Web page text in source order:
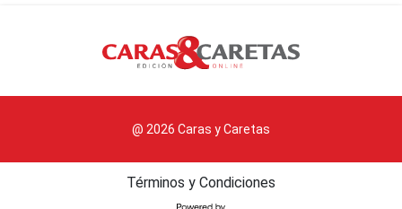
@ 2026 Caras y Caretas
Términos y Condiciones